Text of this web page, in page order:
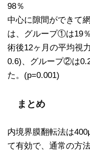
98％
中心に隙間ができて
は、グループ①は19
術後12ヶ月の平均視
0.6)、グループ②は
た。(p=0.001)
まとめ
内境界膜翻転法は
て有効で、通常の方